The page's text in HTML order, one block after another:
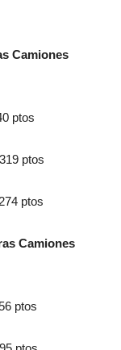
Camiones
ptos
ptos
ptos
Camiones
ptos